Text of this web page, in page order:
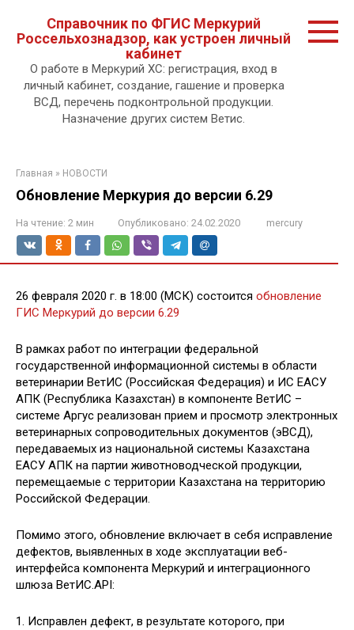
контенту.
Справочник по ФГИС Меркурий
Россельхознадзор, как устроен личный
кабинет
О работе в Меркурий ХС: регистрация, вход в
личный кабинет, создание, гашение и проверка
ВСД, перечень подконтрольной продукции.
Назначение других систем Ветис.
Главная » НОВОСТИ
Обновление Меркурия до версии 6.29
На чтение: 2 мин Опубликовано: 24.02.2020 mercury
26 февраля 2020 г. в 18:00 (МСК) состоится обновление
ГИС Меркурий до версии 6.29
В рамках работ по интеграции федеральной
государственной информационной системы в области
ветеринарии ВетИС (Российская Федерация) и ИС ЕАСУ
АПК (Республика Казахстан) в компоненте ВетИС –
системе Аргус реализован прием и просмотр электронных
ветеринарных сопроводительных документов (эВСД),
передаваемых из национальной системы Казахстана
ЕАСУ АПК на партии животноводческой продукции,
перемещаемые с территории Казахстана на территорию
Российской Федерации.
Помимо этого, обновление включает в себя исправление
дефектов, выявленных в ходе эксплуатации веб-
интерфейса компонента Меркурий и интеграционного
шлюза ВетИС.API:
1. Исправлен дефект, в результате которого, при